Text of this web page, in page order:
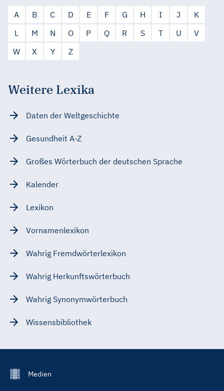
A B C D E F G H I J
K
L
M N O P Q R S T U
V
W
X Y Z
Weitere Lexika
Daten der Weltgeschichte
Gesundheit A-Z
Großes Wörterbuch der deutschen Sprache
Kalender
Lexikon
Vornamenlexikon
Wahrig Fremdwörterlexikon
Wahrig Herkunftswörterbuch
Wahrig Synonymwörterbuch
Wissensbibliothek
FooterMedien